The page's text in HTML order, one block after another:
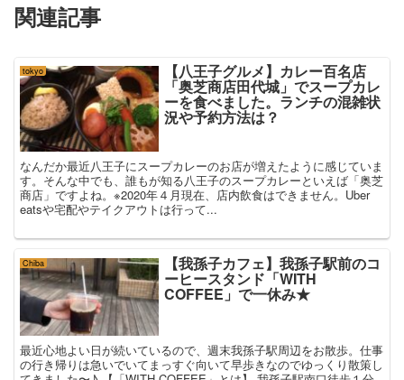
関連記事
tokyo 【八王子グルメ】カレー百名店
「奥芝商店田代城」でスープカレ
ーを食べました。ランチの混雑状
況や予約方法は？
なんだか最近八王子にスープカレーのお店が増えたように感じていま
す。そんな中でも、誰もが知る八王子のスープカレーといえば「奥芝
商店」ですよね。※2020年４月現在、店内飲食はできません。Uber
eatsや宅配やテイクアウトは行って...
Chiba 【我孫子カフェ】我孫子駅前のコ
ーヒースタンド「WITH
COFFEE」で一休み★
最近心地よい日が続いているので、週末我孫子駅周辺をお散歩。仕事
の行き帰りは急いでいてまっすぐ向いて早歩きなのでゆっくり散策し